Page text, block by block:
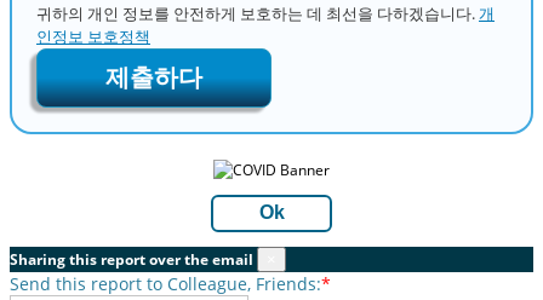
귀하의 개인 정보를 안전하게 보호하는 데 최선을 다하겠습니다.개
인정보 보호정책
제출하다
Ok
Sharing this report over the email
Send this report to Colleague, Friends:*